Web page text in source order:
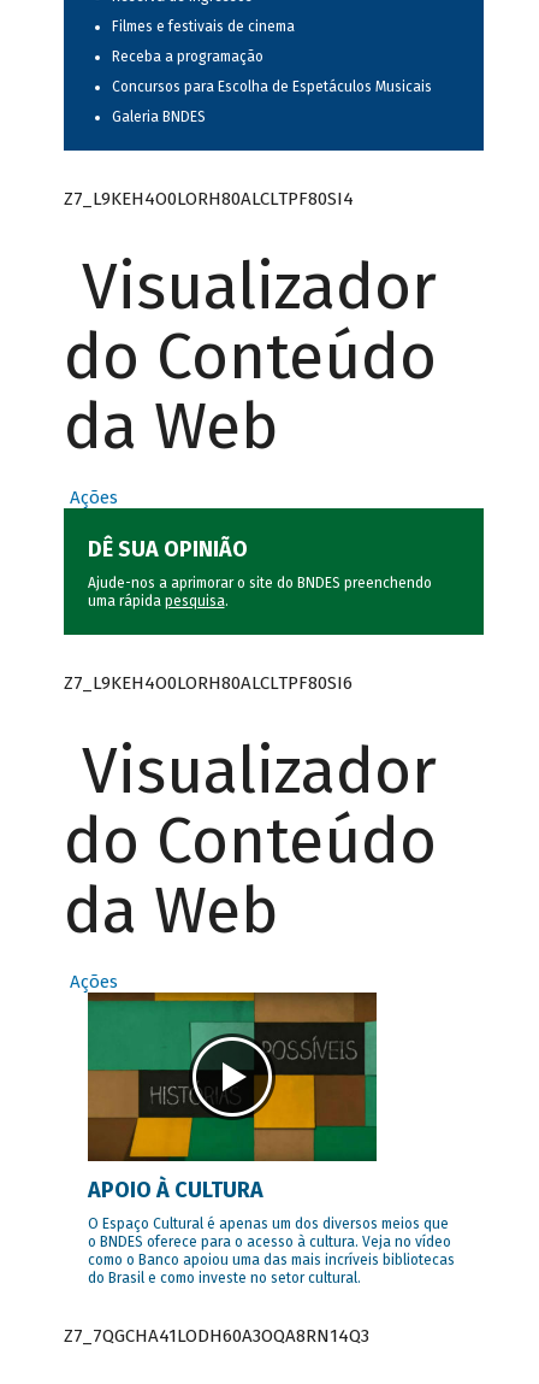
Filmes e festivais de cinema
Receba a programação
Concursos para Escolha de Espetáculos Musicais
Galeria BNDES
Z7_L9KEH4O0LORH80ALCLTPF80SI4
Visualizador
do Conteúdo
da Web
Ações
DÊ SUA OPINIÃO
Ajude-nos a aprimorar o site do BNDES preenchendo
uma rápida pesquisa.
Z7_L9KEH4O0LORH80ALCLTPF80SI6
Visualizador
do Conteúdo
da Web
Ações
APOIO À CULTURA
O Espaço Cultural é apenas um dos diversos meios que
o BNDES oferece para o acesso à cultura. Veja no vídeo
como o Banco apoiou uma das mais incríveis bibliotecas
do Brasil e como investe no setor cultural.
Z7_7QGCHA41LODH60A3OQA8RN14Q3